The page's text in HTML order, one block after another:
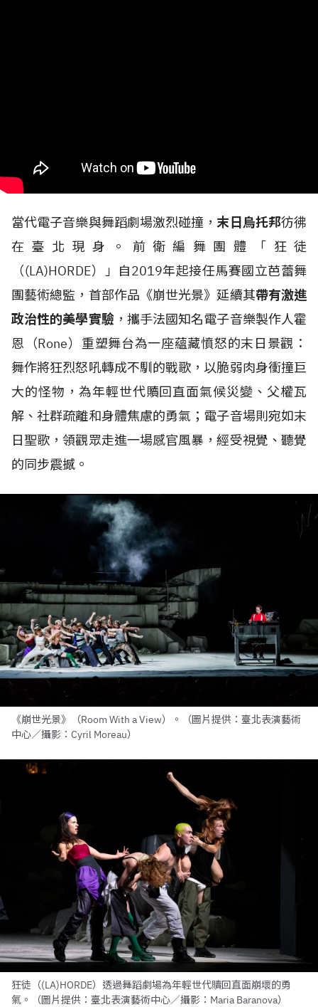
當代電子音樂與舞蹈劇場激烈碰撞， 末日烏托邦彷彿
在臺北現身。前衛編舞團體「狂徒
（(LA)HORDE）」自2019年起接任馬賽國立芭蕾舞
團藝術總監，首部作品《崩世光景》延續其帶有激進
政治性的美學實驗，攜手法國知名電子音樂製作人霍
恩（Rone）重塑舞台為一座蘊藏憤怒的末日景觀：
舞作將狂烈怒吼轉成不馴的戰歌，以脆弱肉身衝撞巨
大的怪物，為年輕世代贖回直面氣候災變、父權瓦
解、社群疏離和身體焦慮的勇氣；電子音場則宛如末
日聖歌，領觀眾走進一場感官風暴，經受視覺、聽覺
的同步震撼。
《崩世光景》（Room With a View）。（圖片提供：臺北表演藝術
中心／攝影：Cyril Moreau）
狂徒（(LA)HORDE）透過舞蹈劇場為年輕世代贖回直面崩壞的勇
氣。（圖片提供：臺北表演藝術中心／攝影：Maria Baranova）